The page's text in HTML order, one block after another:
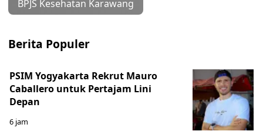
BPJS Kesehatan Karawang
Berita Populer
PSIM Yogyakarta Rekrut Mauro
Caballero untuk Pertajam Lini
Depan
6 jam